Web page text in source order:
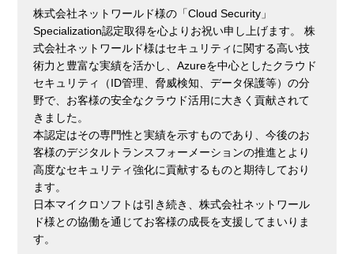
株式会社ネットワールド様の「Cloud Security」
Specialization認定取得を心よりお祝い申し上げます。 株
式会社ネットワールド様はセキュリティに関する高い技
術力と豊富な実績を活かし、Azureを中心としたクラウド
セキュリティ（ID管理、脅威検知、データ保護等）の分
野で、お客様の安全なクラウド活用に大きく貢献されて
きました。
本認定はその専門性と実績を示すものであり、今後のお
客様のデジタルトランスフォーメーションの推進とより
高度なセキュリティ強化に貢献するものと期待しており
ます。
日本マイクロソフトは引き続き、株式会社ネットワール
ド様との協働を通じてお客様の成長を支援してまいりま
す。